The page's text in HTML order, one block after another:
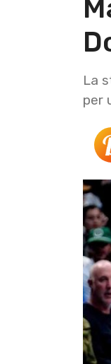
La
per